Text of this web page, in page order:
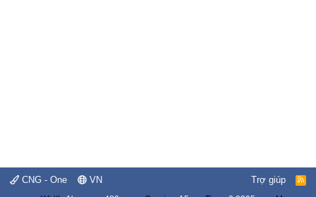
CNG - One VN Trợ giúp
R